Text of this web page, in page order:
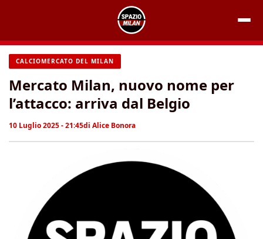
contenuto
CALCIOMERCATO DEL MILAN
Mercato Milan, nuovo nome per
l’attacco: arriva dal Belgio
10 Luglio 2025 - 21:45di Alice Bonora